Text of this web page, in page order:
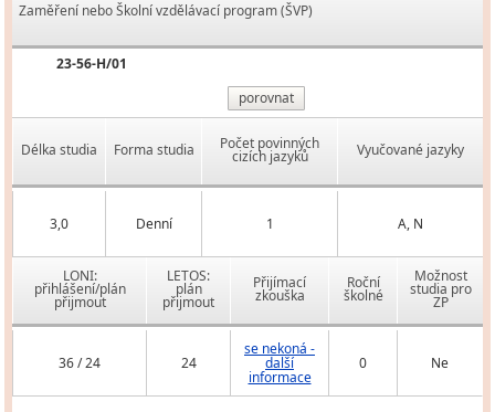
Zaměření nebo Školní vzdělávací program (ŠVP)
23-56-H/01
porovnat
Délka studia Forma studia Počet povinných
cizích jazyků Vyučované jazyky
3,0 Denní 1 A, N
LONI:
přihlášení/plán
přijmout
LETOS:
plán
přijmout
Přijímací
zkouška
Roční
školné
Možnost
studia pro
ZP
36 / 24 24
se nekoná -
další
informace
0 Ne